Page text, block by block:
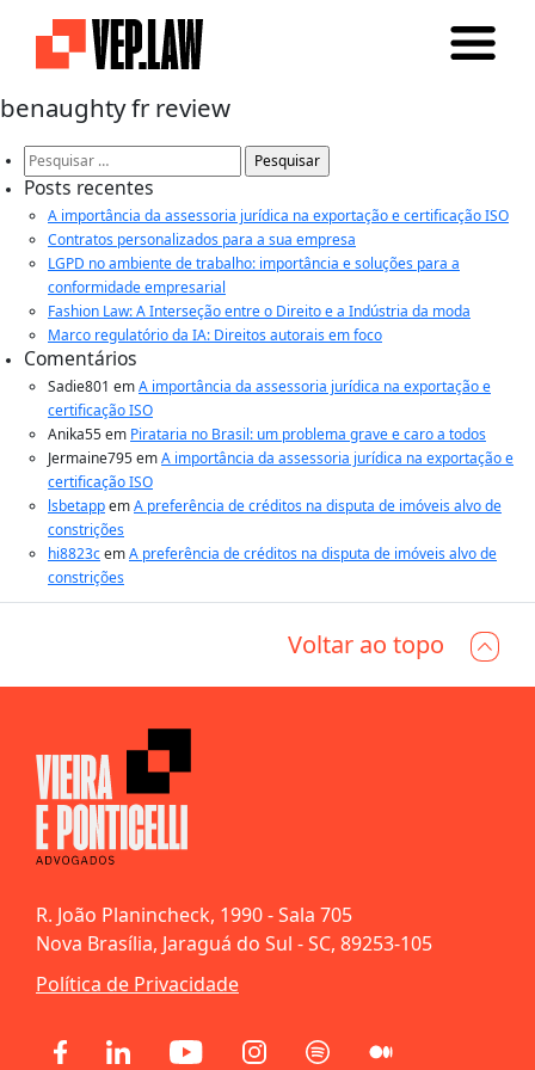
benaughty fr review
Pesquisar
por:
Posts recentes
A importância da assessoria jurídica na exportação e certificação ISO
Contratos personalizados para a sua empresa
LGPD no ambiente de trabalho: importância e soluções para a
conformidade empresarial
Fashion Law: A Interseção entre o Direito e a Indústria da moda
Marco regulatório da IA: Direitos autorais em foco
Comentários
Sadie801 emA importância da assessoria jurídica na exportação e
certificação ISO
Anika55em Pirataria no Brasil: um problema grave e caro a todos
Jermaine795emA importância da assessoria jurídica na exportação e
certificação ISO
lsbetappemA preferência de créditos na disputa de imóveis alvo de
constrições
hi8823cemA preferência de créditos na disputa de imóveis alvo de
constrições
Voltar ao topo
R. João Planincheck, 1990 - Sala 705
Nova Brasília, Jaraguá do Sul - SC, 89253-105
Política de Privacidade